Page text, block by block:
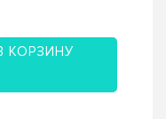
КОРЗИНУ